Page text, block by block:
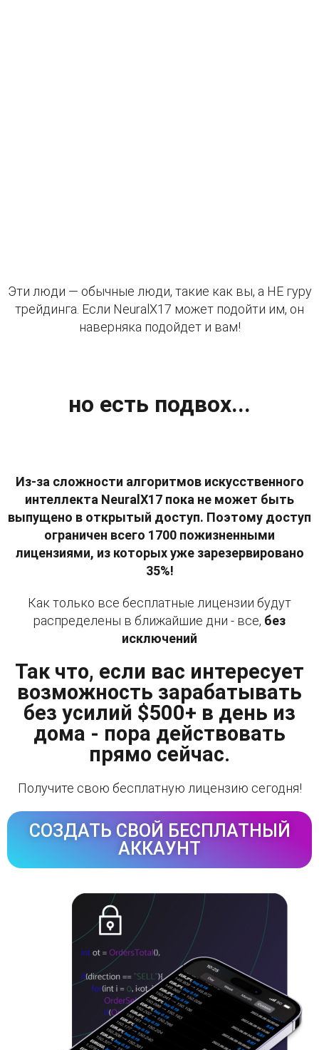
Эти люди — обычные люди, такие как вы, а НЕ гуру
трейдинга. Если NeuralX17 может подойти им, он
наверняка подойдет и вам!
но есть подвох...
Из-за сложности алгоритмов искусственного
интеллекта NeuralX17 пока не может быть
выпущено в открытый доступ. Поэтому доступ
ограничен всего 1700 пожизненными
лицензиями, из которых уже зарезервировано
35%!
Как только все бесплатные лицензии будут
распределены в ближайшие дни - все, без
исключений
Так что, если вас интересует
возможность зарабатывать
без усилий $500+ в день из
дома - пора действовать
прямо сейчас.
Получите свою бесплатную лицензию сегодня!
СОЗДАТЬ СВОЙ БЕСПЛАТНЫЙ
АККАУНТ